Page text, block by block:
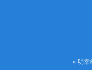
« 明幸